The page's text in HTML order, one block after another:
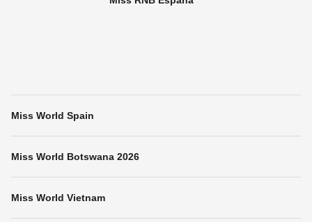
Miss World Spain
Miss World Botswana 2026
Miss World Vietnam